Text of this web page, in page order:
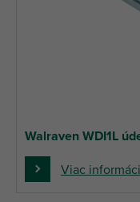
Walraven WDI1L
Viac